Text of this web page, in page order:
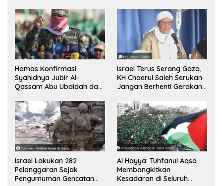
Hamas Konfirmasi
Syahidnya Jubir Al-
Qassam Abu Ubaidah dan
Sinwar
Israel Terus Serang Gaza,
KH Chaerul Saleh Serukan
Jangan Berhenti Gerakan
Israel Lakukan 282
Pelanggaran Sejak
Pengumuman Gencatan
Al Hayya: Tuhfanul Aqsa
Membangkitkan
Kesadaran di Seluruh